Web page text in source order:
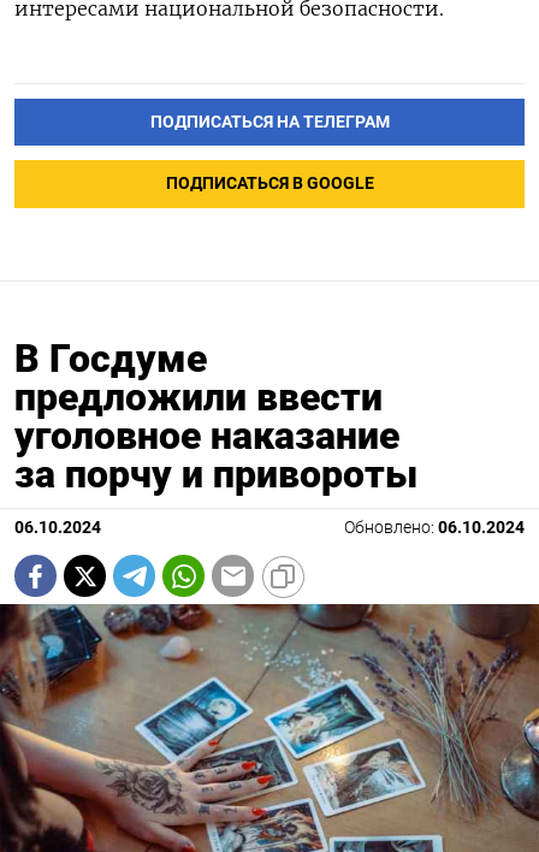
интересами национальной безопасности.
ПОДПИСАТЬСЯ НА ТЕЛЕГРАМ
ПОДПИСАТЬСЯ В GOOGLE
В Госдуме
предложили ввести
уголовное наказание
за порчу и привороты
06.10.2024 Обновлено: 06.10.2024